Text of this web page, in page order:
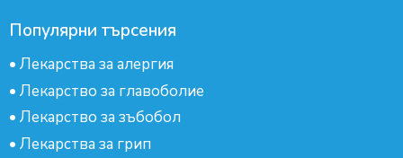
Популярни търсения
• Лекарства за алергия
• Лекарство за главоболие
• Лекарство за зъбобол
• Лекарства за грип